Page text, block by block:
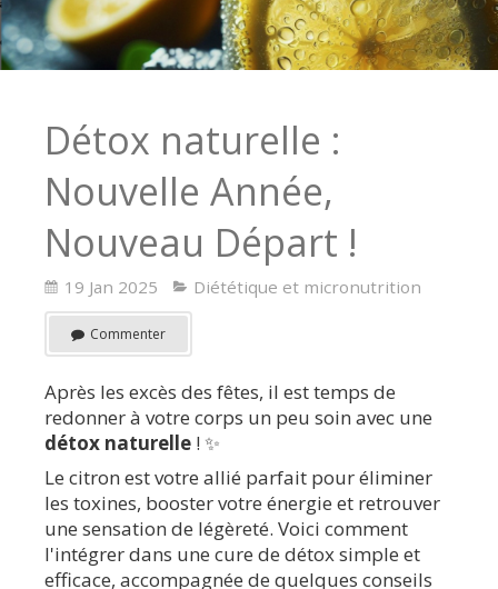
Détox naturelle :
Nouvelle Année,
Nouveau Départ !
19 Jan 2025 Diététique et micronutrition
Commenter
Après les excès des fêtes, il est temps de
redonner à votre corps un peu soin avec une
détox naturelle ! ✨
Le citron est votre allié parfait pour éliminer
les toxines, booster votre énergie et retrouver
une sensation de légèreté. Voici comment
l'intégrer dans une cure de détox simple et
efficace, accompagnée de quelques conseils